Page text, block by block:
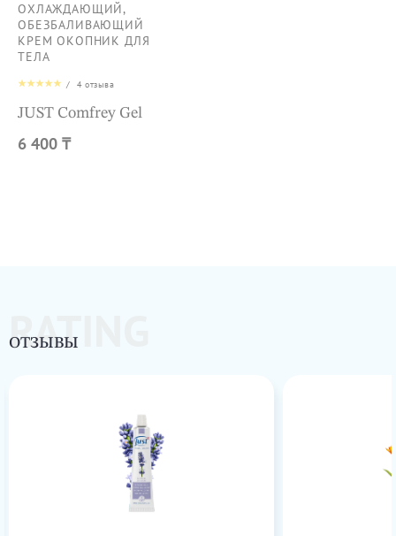
ОХЛАЖДАЮЩИЙ,
ОБЕЗБАЛИВАЮЩИЙ
КРЕМ ОКОПНИК ДЛЯ
ТЕЛА
/ 4отзыва
JUST Сomfrey Gel
6 400 ₸
RATING
ОТЗЫВЫ